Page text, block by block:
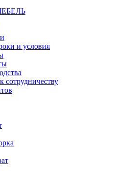
и условия
сотрудничеству